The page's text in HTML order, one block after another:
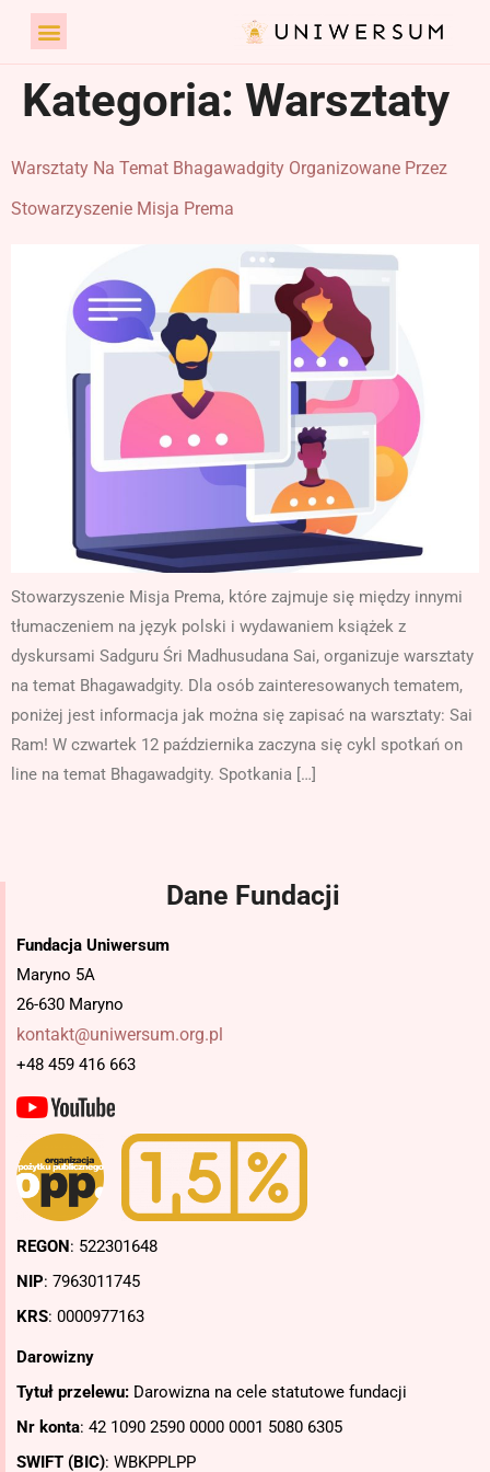
Kategoria: Warsztaty
Warsztaty Na Temat Bhagawadgity Organizowane Przez
Stowarzyszenie Misja Prema
Stowarzyszenie Misja Prema, które zajmuje się między innymi
tłumaczeniem na język polski i wydawaniem książek z
dyskursami Sadguru Śri Madhusudana Sai, organizuje warsztaty
na temat Bhagawadgity. Dla osób zainteresowanych tematem,
poniżej jest informacja jak można się zapisać na warsztaty: Sai
Ram! W czwartek 12 października zaczyna się cykl spotkań on
line na temat Bhagawadgity. Spotkania […]
Dane Fundacji
Fundacja Uniwersum
Maryno 5A
26-630 Maryno
kontakt@uniwersum.org.pl
+48 459 416 663
REGON: 522301648
NIP: 7963011745
KRS: 0000977163
Darowizny
Tytuł przelewu: Darowizna na cele statutowe fundacji
Nr konta: 42 1090 2590 0000 0001 5080 6305
SWIFT (BIC): WBKPPLPP